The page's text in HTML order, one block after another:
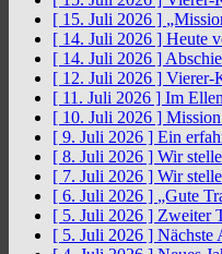
[ 15. Juli 2026 ]
[ 14. Juli 2026 ] Heute
[ 14. Juli 2026 ]
[ 12. Juli 2026 ] Vierer-
[ 11. Juli 2026 ] Im
[ 10. Juli 2026 ]
[ 9. Juli 2026 ] Ein
[ 8. Juli 2026 ] Wir
[ 7. Juli 2026 ] Wir
[ 6. Juli 2026 ] „Gute
[ 5. Juli 2026 ] Zweiter
[ 5. Juli 2026 ] Nächste